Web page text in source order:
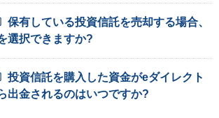
保有している投資信託を売却する場合、
選択できますか?
投資信託を購入した資金がeダイレクト
出金されるのはいつですか?